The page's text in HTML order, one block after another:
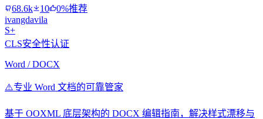
68.6k 10
0%推荐
ivangdavila
S+
CLS安全性认证
Word / DOCX
⚠️专业 Word 文档的可靠管家
基于 OOXML 底层架构的 DOCX 编辑指南，解决样式漂移与